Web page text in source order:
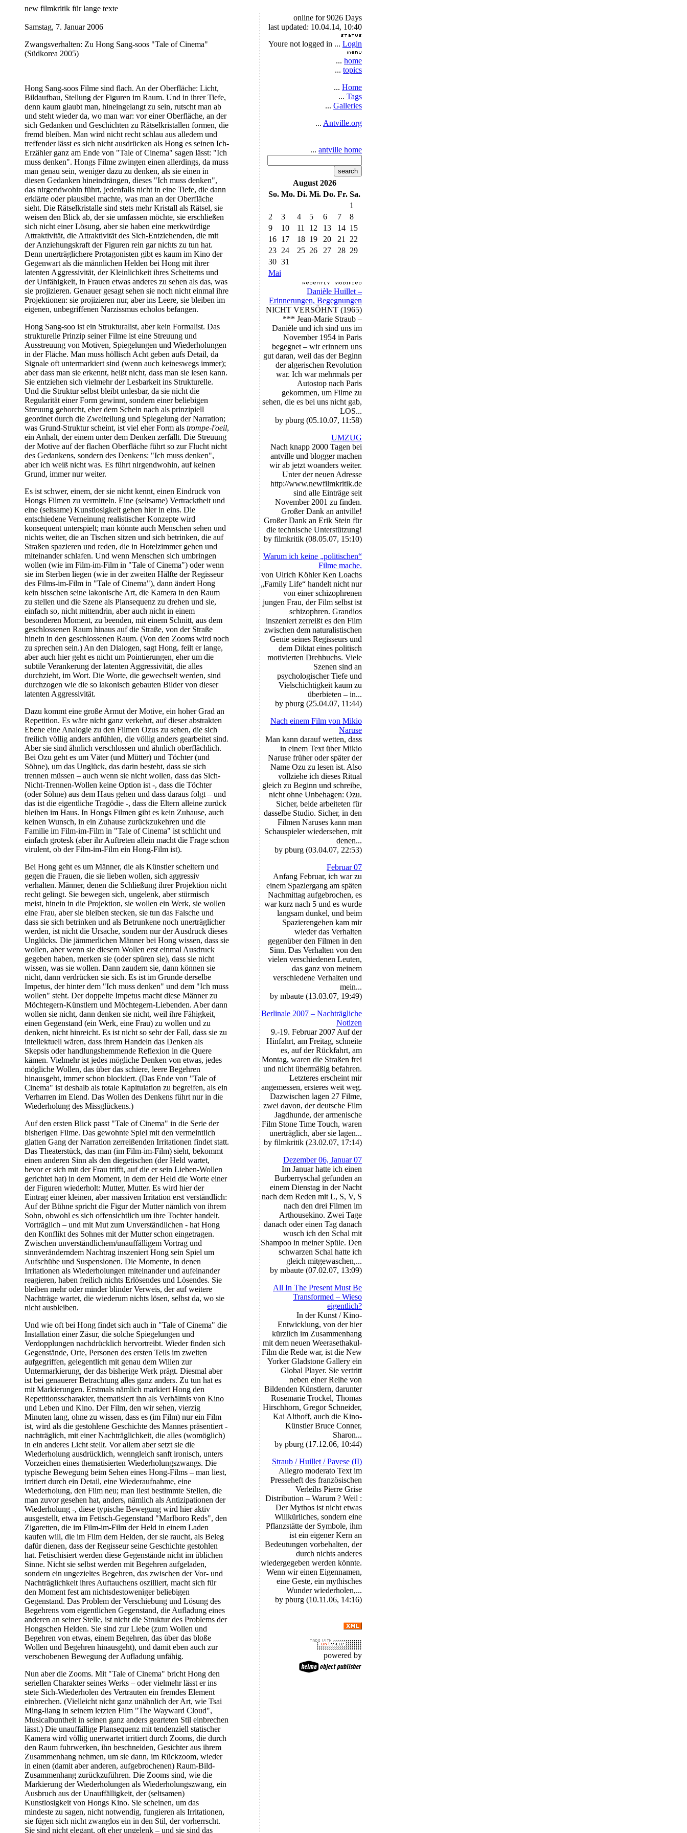
new filmkritik für lange texte
Samstag, 7. Januar 2006
Zwangsverhalten: Zu Hong Sang-soos "Tale of Cinema"
(Südkorea 2005)
Hong Sang-soos Filme sind flach. An der Oberfläche: Licht,
Bildaufbau, Stellung der Figuren im Raum. Und in ihrer Tiefe,
denn kaum glaubt man, hineingelangt zu sein, rutscht man ab
und steht wieder da, wo man war: vor einer Oberfläche, an der
sich Gedanken und Geschichten zu Rätselkristallen formen, die
fremd bleiben. Man wird nicht recht schlau aus alledem und
treffender lässt es sich nicht ausdrücken als Hong es seinen Ich-
Erzähler ganz am Ende von "Tale of Cinema" sagen lässt: "Ich
muss denken". Hongs Filme zwingen einen allerdings, da muss
man genau sein, weniger dazu zu denken, als sie einen in
diesen Gedanken hineindrängen, dieses "Ich muss denken",
das nirgendwohin führt, jedenfalls nicht in eine Tiefe, die dann
erklärte oder plausibel machte, was man an der Oberfläche
sieht. Die Rätselkristalle sind stets mehr Kristall als Rätsel, sie
weisen den Blick ab, der sie umfassen möchte, sie erschließen
sich nicht einer Lösung, aber sie haben eine merkwürdige
Attraktivität, die Attraktivität des Sich-Entziehenden, die mit
der Anziehungskraft der Figuren rein gar nichts zu tun hat.
Denn unerträglichere Protagonisten gibt es kaum im Kino der
Gegenwart als die männlichen Helden bei Hong mit ihrer
latenten Aggressivität, der Kleinlichkeit ihres Scheiterns und
der Unfähigkeit, in Frauen etwas anderes zu sehen als das, was
sie projizieren. Genauer gesagt sehen sie noch nicht einmal ihre
Projektionen: sie projizieren nur, aber ins Leere, sie bleiben im
eigenen, unbegriffenen Narzissmus echolos befangen.
Hong Sang-soo ist ein Strukturalist, aber kein Formalist. Das
strukturelle Prinzip seiner Filme ist eine Streuung und
Ausstreuung von Motiven, Spiegelungen und Wiederholungen
in der Fläche. Man muss höllisch Acht geben aufs Detail, da
Signale oft untermarkiert sind (wenn auch keineswegs immer);
aber dass man sie erkennt, heißt nicht, dass man sie lesen kann.
Sie entziehen sich vielmehr der Lesbarkeit ins Strukturelle.
Und die Struktur selbst bleibt unlesbar, da sie nicht die
Regularität einer Form gewinnt, sondern einer beliebigen
Streuung gehorcht, eher dem Schein nach als prinzipiell
geordnet durch die Zweiteilung und Spiegelung der Narration;
was Grund-Struktur scheint, ist viel eher Form als trompe-l'oeil,
ein Anhalt, der einem unter dem Denken zerfällt. Die Streuung
der Motive auf der flachen Oberfläche führt so zur Flucht nicht
des Gedankens, sondern des Denkens: "Ich muss denken",
aber ich weiß nicht was. Es führt nirgendwohin, auf keinen
Grund, immer nur weiter.
Es ist schwer, einem, der sie nicht kennt, einen Eindruck von
Hongs Filmen zu vermitteln. Eine (seltsame) Vertracktheit und
eine (seltsame) Kunstlosigkeit gehen hier in eins. Die
entschiedene Verneinung realistischer Konzepte wird
konsequent unterspielt; man könnte auch Menschen sehen und
nichts weiter, die an Tischen sitzen und sich betrinken, die auf
Straßen spazieren und reden, die in Hotelzimmer gehen und
miteinander schlafen. Und wenn Menschen sich umbringen
wollen (wie im Film-im-Film in "Tale of Cinema") oder wenn
sie im Sterben liegen (wie in der zweiten Hälfte der Regisseur
des Films-im-Film in "Tale of Cinema"), dann ändert Hong
kein bisschen seine lakonische Art, die Kamera in den Raum
zu stellen und die Szene als Plansequenz zu drehen und sie,
einfach so, nicht mittendrin, aber auch nicht in einem
besonderen Moment, zu beenden, mit einem Schnitt, aus dem
geschlossenen Raum hinaus auf die Straße, von der Straße
hinein in den geschlossenen Raum. (Von den Zooms wird noch
zu sprechen sein.) An den Dialogen, sagt Hong, feilt er lange,
aber auch hier geht es nicht um Pointierungen, eher um die
subtile Verankerung der latenten Aggressivität, die alles
durchzieht, im Wort. Die Worte, die gewechselt werden, sind
durchzogen wie die so lakonisch gebauten Bilder von dieser
latenten Aggressivität.
Dazu kommt eine große Armut der Motive, ein hoher Grad an
Repetition. Es wäre nicht ganz verkehrt, auf dieser abstrakten
Ebene eine Analogie zu den Filmen Ozus zu sehen, die sich
freilich völlig anders anfühlen, die völlig anders gearbeitet sind.
Aber sie sind ähnlich verschlossen und ähnlich oberflächlich.
Bei Ozu geht es um Väter (und Mütter) und Töchter (und
Söhne), um das Unglück, das darin besteht, dass sie sich
trennen müssen – auch wenn sie nicht wollen, dass das Sich-
Nicht-Trennen-Wollen keine Option ist -, dass die Töchter
(oder Söhne) aus dem Haus gehen und dass daraus folgt – und
das ist die eigentliche Tragödie -, dass die Eltern alleine zurück
bleiben im Haus. In Hongs Filmen gibt es kein Zuhause, auch
keinen Wunsch, in ein Zuhause zurückzukehren und die
Familie im Film-im-Film in "Tale of Cinema" ist schlicht und
einfach grotesk (aber ihr Auftreten allein macht die Frage schon
virulent, ob der Film-im-Film ein Hong-Film ist).
Bei Hong geht es um Männer, die als Künstler scheitern und
gegen die Frauen, die sie lieben wollen, sich aggressiv
verhalten. Männer, denen die Schließung ihrer Projektion nicht
recht gelingt. Sie bewegen sich, ungelenk, aber stürmisch
meist, hinein in die Projektion, sie wollen ein Werk, sie wollen
eine Frau, aber sie bleiben stecken, sie tun das Falsche und
dass sie sich betrinken und als Betrunkene noch unerträglicher
werden, ist nicht die Ursache, sondern nur der Ausdruck dieses
Unglücks. Die jämmerlichen Männer bei Hong wissen, dass sie
wollen, aber wenn sie diesem Wollen erst einmal Ausdruck
gegeben haben, merken sie (oder spüren sie), dass sie nicht
wissen, was sie wollen. Dann zaudern sie, dann können sie
nicht, dann verdrücken sie sich. Es ist im Grunde derselbe
Impetus, der hinter dem "Ich muss denken" und dem "Ich muss
wollen" steht. Der doppelte Impetus macht diese Männer zu
Möchtegern-Künstlern und Möchtegern-Liebenden. Aber dann
wollen sie nicht, dann denken sie nicht, weil ihre Fähigkeit,
einen Gegenstand (ein Werk, eine Frau) zu wollen und zu
denken, nicht hinreicht. Es ist nicht so sehr der Fall, dass sie zu
intellektuell wären, dass ihrem Handeln das Denken als
Skepsis oder handlungshemmende Reflexion in die Quere
kämen. Vielmehr ist jedes mögliche Denken von etwas, jedes
mögliche Wollen, das über das schiere, leere Begehren
hinausgeht, immer schon blockiert. (Das Ende von "Tale of
Cinema" ist deshalb als totale Kapitulation zu begreifen, als ein
Verharren im Elend. Das Wollen des Denkens führt nur in die
Wiederholung des Missglückens.)
Auf den ersten Blick passt "Tale of Cinema" in die Serie der
bisherigen Filme. Das gewohnte Spiel mit den vermeintlich
glatten Gang der Narration zerreißenden Irritationen findet statt.
Das Theaterstück, das man (im Film-im-Film) sieht, bekommt
einen anderen Sinn als den diegetischen (der Held wartet,
bevor er sich mit der Frau trifft, auf die er sein Lieben-Wollen
gerichtet hat) in dem Moment, in dem der Held die Worte einer
der Figuren wiederholt: Mutter, Mutter. Es wird hier der
Eintrag einer kleinen, aber massiven Irritation erst verständlich:
Auf der Bühne spricht die Figur der Mutter nämlich von ihrem
Sohn, obwohl es sich offensichtlich um ihre Tochter handelt.
Vorträglich – und mit Mut zum Unverständlichen - hat Hong
den Konflikt des Sohnes mit der Mutter schon eingetragen.
Zwischen unverständlichem/unauffälligem Vortrag und
sinnveränderndem Nachtrag inszeniert Hong sein Spiel um
Aufschübe und Suspensionen. Die Momente, in denen
Irritationen als Wiederholungen miteinander und aufeinander
reagieren, haben freilich nichts Erlösendes und Lösendes. Sie
bleiben mehr oder minder blinder Verweis, der auf weitere
Nachträge wartet, die wiederum nichts lösen, selbst da, wo sie
nicht ausbleiben.
Und wie oft bei Hong findet sich auch in "Tale of Cinema" die
Installation einer Zäsur, die solche Spiegelungen und
Verdopplungen nachdrücklich hervortreibt. Wieder finden sich
Gegenstände, Orte, Personen des ersten Teils im zweiten
aufgegriffen, gelegentlich mit genau dem Willen zur
Untermarkierung, der das bisherige Werk prägt. Diesmal aber
ist bei genauerer Betrachtung alles ganz anders. Zu tun hat es
mit Markierungen. Erstmals nämlich markiert Hong den
Repetitionsscharakter, thematisiert ihn als Verhältnis von Kino
und Leben und Kino. Der Film, den wir sehen, vierzig
Minuten lang, ohne zu wissen, dass es (im Film) nur ein Film
ist, wird als die gestohlene Geschichte des Mannes präsentiert -
nachträglich, mit einer Nachträglichkeit, die alles (womöglich)
in ein anderes Licht stellt. Vor allem aber setzt sie die
Wiederholung ausdrücklich, wenngleich sanft ironisch, unters
Vorzeichen eines thematisierten Wiederholungszwangs. Die
typische Bewegung beim Sehen eines Hong-Films – man liest,
irritiert durch ein Detail, eine Wiederaufnahme, eine
Wiederholung, den Film neu; man liest bestimmte Stellen, die
man zuvor gesehen hat, anders, nämlich als Antizipationen der
Wiederholung -, diese typische Bewegung wird hier aktiv
ausgestellt, etwa im Fetisch-Gegenstand "Marlboro Reds", den
Zigaretten, die im Film-im-Film der Held in einem Laden
kaufen will, die im Film dem Helden, der sie raucht, als Beleg
dafür dienen, dass der Regisseur seine Geschichte gestohlen
hat. Fetischisiert werden diese Gegenstände nicht im üblichen
Sinne. Nicht sie selbst werden mit Begehren aufgeladen,
sondern ein ungezieltes Begehren, das zwischen der Vor- und
Nachträglichkeit ihres Auftauchens oszilliert, macht sich für
den Moment fest am nichtsdestoweniger beliebigen
Gegenstand. Das Problem der Verschiebung und Lösung des
Begehrens vom eigentlichen Gegenstand, die Aufladung eines
anderen an seiner Stelle, ist nicht die Struktur des Problems der
Hongschen Helden. Sie sind zur Liebe (zum Wollen und
Begehren von etwas, einem Begehren, das über das bloße
Wollen und Begehren hinausgeht), und damit eben auch zur
verschobenen Bewegung der Aufladung unfähig.
Nun aber die Zooms. Mit "Tale of Cinema" bricht Hong den
seriellen Charakter seines Werks – oder vielmehr lässt er ins
stete Sich-Wiederholen des Vertrauten ein fremdes Element
einbrechen. (Vielleicht nicht ganz unähnlich der Art, wie Tsai
Ming-liang in seinem letzten Film "The Wayward Cloud",
Musicalbuntheit in seinen ganz anders gearteten Stil einbrechen
lässt.) Die unauffällige Plansequenz mit tendenziell statischer
Kamera wird völlig unerwartet irritiert durch Zooms, die durch
den Raum fuhrwerken, ihn beschneiden, Gesichter aus ihrem
Zusammenhang nehmen, um sie dann, im Rückzoom, wieder
in einen (damit aber anderen, aufgebrochenen) Raum-Bild-
Zusammenhang zurückzuführen. Die Zooms sind, wie die
Markierung der Wiederholungen als Wiederholungszwang, ein
Ausbruch aus der Unauffälligkeit, der (seltsamen)
Kunstlosigkeit von Hongs Kino. Sie scheinen, um das
mindeste zu sagen, nicht notwendig, fungieren als Irritationen,
sie fügen sich nicht zwanglos ein in den Stil, der vorherrscht.
Sie sind nicht elegant, oft eher ungelenk – und sie sind das
online for 9026 Days
last updated: 10.04.14, 10:40
Youre not logged in ... Login
... home
... topics
... Home
... Tags
... Galleries
... Antville.org
... antville home
search
August 2026
So. Mo. Di. Mi. Do. Fr. Sa.
1
2
3 4 5 6 7
8
9
10 11 12 13 14 15
16 17 18 19 20 21
22
23 24 25 26 27 28 29
30 31
Mai
Danièle Huillet –
Erinnerungen, Begegnungen
NICHT VERSÖHNT (1965)
*** Jean-Marie Straub –
Danièle und ich sind uns im
November 1954 in Paris
begegnet – wir erinnern uns
gut daran, weil das der Beginn
der algerischen Revolution
war. Ich war mehrmals per
Autostop nach Paris
gekommen, um Filme zu
sehen, die es bei uns nicht gab,
LOS...
by pburg (05.10.07, 11:58)
UMZUG
Nach knapp 2000 Tagen bei
antville und blogger machen
wir ab jetzt woanders weiter.
Unter der neuen Adresse
http://www.newfilmkritik.de
sind alle Einträge seit
November 2001 zu finden.
Großer Dank an antville!
Großer Dank an Erik Stein für
die technische Unterstützung!
by filmkritik (08.05.07, 15:10)
Warum ich keine „politischen“
Filme mache.
von Ulrich Köhler Ken Loachs
„Family Life“ handelt nicht nur
von einer schizophrenen
jungen Frau, der Film selbst ist
schizophren. Grandios
inszeniert zerreißt es den Film
zwischen dem naturalistischen
Genie seines Regisseurs und
dem Diktat eines politisch
motivierten Drehbuchs. Viele
Szenen sind an
psychologischer Tiefe und
Vielschichtigkeit kaum zu
überbieten – in...
by pburg (25.04.07, 11:44)
Nach einem Film von Mikio
Naruse
Man kann darauf wetten, dass
in einem Text über Mikio
Naruse früher oder später der
Name Ozu zu lesen ist. Also
vollziehe ich dieses Ritual
gleich zu Beginn und schreibe,
nicht ohne Unbehagen: Ozu.
Sicher, beide arbeiteten für
dasselbe Studio. Sicher, in den
Filmen Naruses kann man
Schauspieler wiedersehen, mit
denen...
by pburg (03.04.07, 22:53)
Februar 07
Anfang Februar, ich war zu
einem Spaziergang am späten
Nachmittag aufgebrochen, es
war kurz nach 5 und es wurde
langsam dunkel, und beim
Spazierengehen kam mir
wieder das Verhalten
gegenüber den Filmen in den
Sinn. Das Verhalten von den
vielen verschiedenen Leuten,
das ganz von meinem
verschiedene Verhalten und
mein...
by mbaute (13.03.07, 19:49)
Berlinale 2007 – Nachträgliche
Notizen
9.-19. Februar 2007 Auf der
Hinfahrt, am Freitag, schneite
es, auf der Rückfahrt, am
Montag, waren die Straßen frei
und nicht übermäßig befahren.
Letzteres erscheint mir
angemessen, ersteres weit weg.
Dazwischen lagen 27 Filme,
zwei davon, der deutsche Film
Jagdhunde, der armenische
Film Stone Time Touch, waren
unerträglich, aber sie lagen...
by filmkritik (23.02.07, 17:14)
Dezember 06, Januar 07
Im Januar hatte ich einen
Burberryschal gefunden an
einem Dienstag in der Nacht
nach dem Reden mit L, S, V, S
nach den drei Filmen im
Arthousekino. Zwei Tage
danach oder einen Tag danach
wusch ich den Schal mit
Shampoo in meiner Spüle. Den
schwarzen Schal hatte ich
gleich mitgewaschen,...
by mbaute (07.02.07, 13:09)
All In The Present Must Be
Transformed – Wieso
eigentlich?
In der Kunst / Kino-
Entwicklung, von der hier
kürzlich im Zusammenhang
mit dem neuen Weerasethakul-
Film die Rede war, ist die New
Yorker Gladstone Gallery ein
Global Player. Sie vertritt
neben einer Reihe von
Bildenden Künstlern, darunter
Rosemarie Trockel, Thomas
Hirschhorn, Gregor Schneider,
Kai Althoff, auch die Kino-
Künstler Bruce Conner,
Sharon...
by pburg (17.12.06, 10:44)
Straub / Huillet / Pavese (II)
Allegro moderato Text im
Presseheft des französischen
Verleihs Pierre Grise
Distribution – Warum ? Weil :
Der Mythos ist nicht etwas
Willkürliches, sondern eine
Pflanzstätte der Symbole, ihm
ist ein eigener Kern an
Bedeutungen vorbehalten, der
durch nichts anderes
wiedergegeben werden könnte.
Wenn wir einen Eigennamen,
eine Geste, ein mythisches
Wunder wiederholen,...
by pburg (10.11.06, 14:16)
powered by